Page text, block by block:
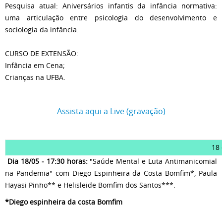
Pesquisa atual: Aniversários infantis da infância normativa:
uma articulação entre psicologia do desenvolvimento e
sociologia da infância.
CURSO DE EXTENSÃO:
Infância em Cena;
Crianças na UFBA.
Assista aqui a Live (gravação)
18
Dia 18/05 - 17:30 horas:"Saúde Mental e Luta Antimanicomial
na Pandemia" com Diego Espinheira da Costa Bomfim*, Paula
Hayasi Pinho** e Helisleide Bomfim dos Santos***.
*Diego espinheira da costa Bomfim